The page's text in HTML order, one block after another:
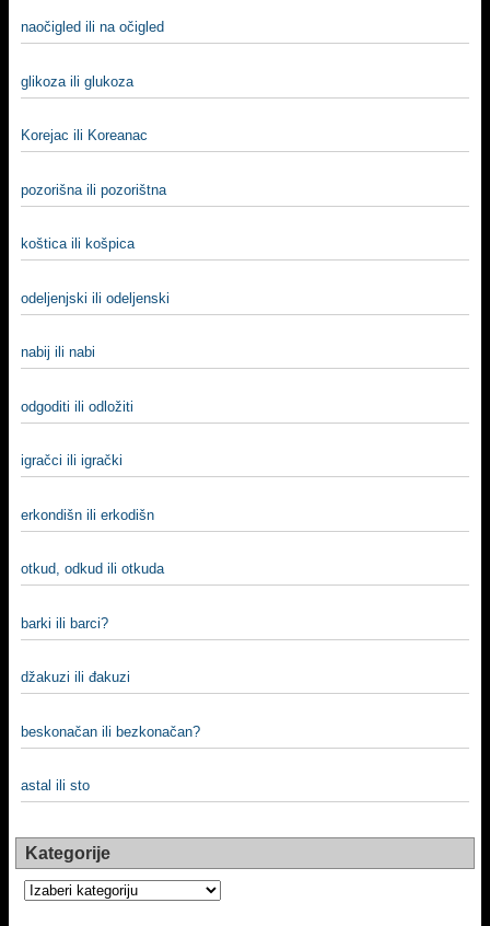
naočigled ili na očigled
glikoza ili glukoza
Korejac ili Koreanac
pozorišna ili pozorištna
koštica ili košpica
odeljenjski ili odeljenski
nabij ili nabi
odgoditi ili odložiti
igračci ili igrački
erkondišn ili erkodišn
otkud, odkud ili otkuda
barki ili barci?
džakuzi ili đakuzi
beskonačan ili bezkonačan?
astal ili sto
Kategorije
Kategorije